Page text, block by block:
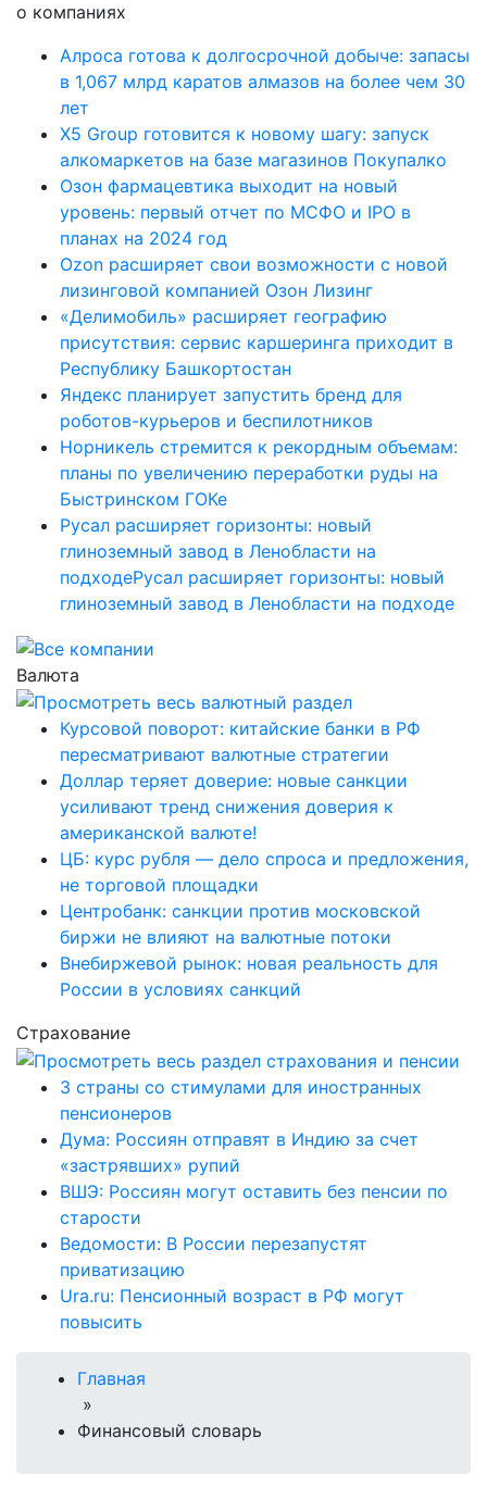
о компаниях
Алроса готова к долгосрочной добыче: запасы
в 1,067 млрд каратов алмазов на более чем 30
лет
X5 Group готовится к новому шагу: запуск
алкомаркетов на базе магазинов Покупалко
Озон фармацевтика выходит на новый
уровень: первый отчет по МСФО и IPO в
планах на 2024 год
Ozon расширяет свои возможности с новой
лизинговой компанией Озон Лизинг
«Делимобиль» расширяет географию
присутствия: сервис каршеринга приходит в
Республику Башкортостан
Яндекс планирует запустить бренд для
роботов-курьеров и беспилотников
Норникель стремится к рекордным объемам:
планы по увеличению переработки руды на
Быстринском ГОКе
Русал расширяет горизонты: новый
глиноземный завод в Ленобласти на
подходеРусал расширяет горизонты: новый
глиноземный завод в Ленобласти на подходе
Валюта
Курсовой поворот: китайские банки в РФ
пересматривают валютные стратегии
Доллар теряет доверие: новые санкции
усиливают тренд снижения доверия к
американской валюте!
ЦБ: курс рубля — дело спроса и предложения,
не торговой площадки
Центробанк: санкции против московской
биржи не влияют на валютные потоки
Внебиржевой рынок: новая реальность для
России в условиях санкций
Страхование
3 страны со стимулами для иностранных
пенсионеров
Дума: Россиян отправят в Индию за счет
«застрявших» рупий
ВШЭ: Россиян могут оставить без пенсии по
старости
Ведомости: В России перезапустят
приватизацию
Ura.ru: Пенсионный возраст в РФ могут
повысить
Главная
»
Финансовый словарь